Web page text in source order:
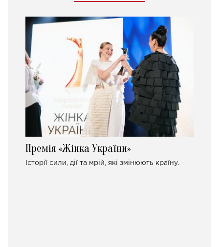
Премія «Жінка України»
Історії сили, дії та мрій, які змінюють країну.